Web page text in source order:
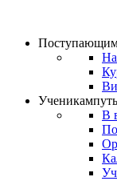
Ученикам
В